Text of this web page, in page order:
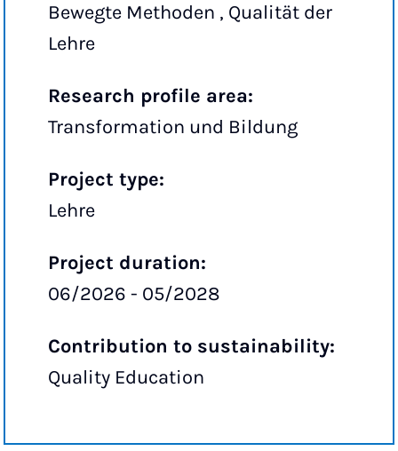
Bewegte Methoden , Qualität der
Lehre
Research profile area:
Transformation und Bildung
Project type:
Lehre
Project duration:
06/2026 - 05/2028
Contribution to sustainability:
Quality Education